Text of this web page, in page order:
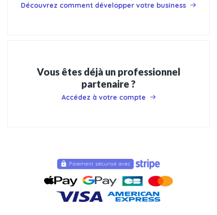
Découvrez comment développer votre business
Vous êtes déjà un professionnel
partenaire ?
Accédez à votre compte